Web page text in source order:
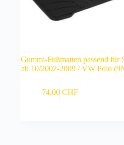
Gummi-Fußmatten passend für
ab 10/2002-2009 / VW Polo
74,00 CHF